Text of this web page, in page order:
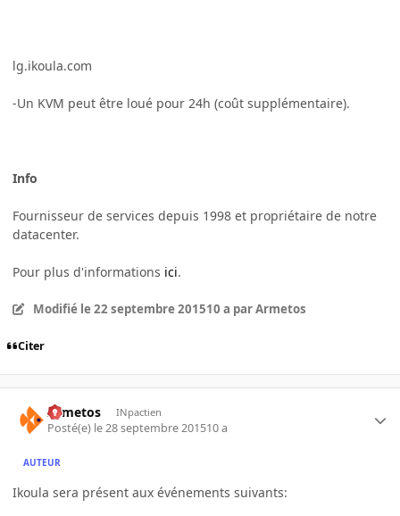
lg.ikoula.com
-Un KVM peut être loué pour 24h (coût supplémentaire).
Info
Fournisseur de services depuis 1998 et propriétaire de notre
datacenter.
Pour plus d'informations ici.
Modifié le 22 septembre 201510 a par Armetos
Citer
Armetos INpactien
Posté(e) le 28 septembre 201510 a
AUTEUR
Ikoula sera présent aux événements suivants: